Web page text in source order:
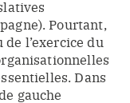
Pourtant,
l’exercice du
Dans
gauche